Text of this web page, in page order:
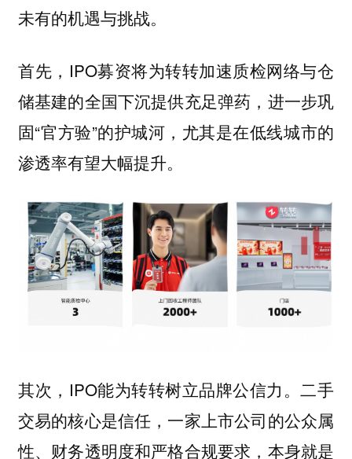
未有的机遇与挑战。
首先，IPO募资将为转转加速质检网络与仓
储基建的全国下沉提供充足弹药，进一步巩
固“官方验”的护城河，尤其是在低线城市的
渗透率有望大幅提升。
其次，IPO能为转转树立品牌公信力。二手
交易的核心是信任，一家上市公司的公众属
性、财务透明度和严格合规要求，本身就是